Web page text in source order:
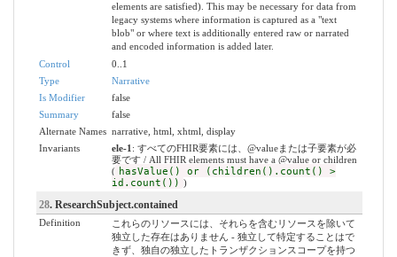
elements are satisfied). This may be necessary for data from
legacy systems where information is captured as a "text
blob" or where text is additionally entered raw or narrated
and encoded information is added later.
Control
0..1
Type
Narrative
Is Modifier
false
Summary
false
Alternate Names narrative, html, xhtml, display
Invariants
ele-1 : すべてのFHIR要素には、@valueまたは子要素が必
要です / All FHIR elements must have a @value or children
( hasValue() or (children().count() >
id.count()) )
28. ResearchSubject.contained
Definition
これらのリソースには、それらを含むリソースを除いて
独立した存在はありません - 独立して特定することはで
きず、独自の独立したトランザクションスコープを持つ